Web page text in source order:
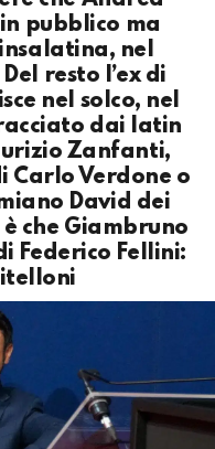
pubblico ma
nel
resto l’ex di
nel solco, nel
dai latin
Zanfanti,
Carlo Verdone o
David dei
che Giambruno
Federico Fellini: